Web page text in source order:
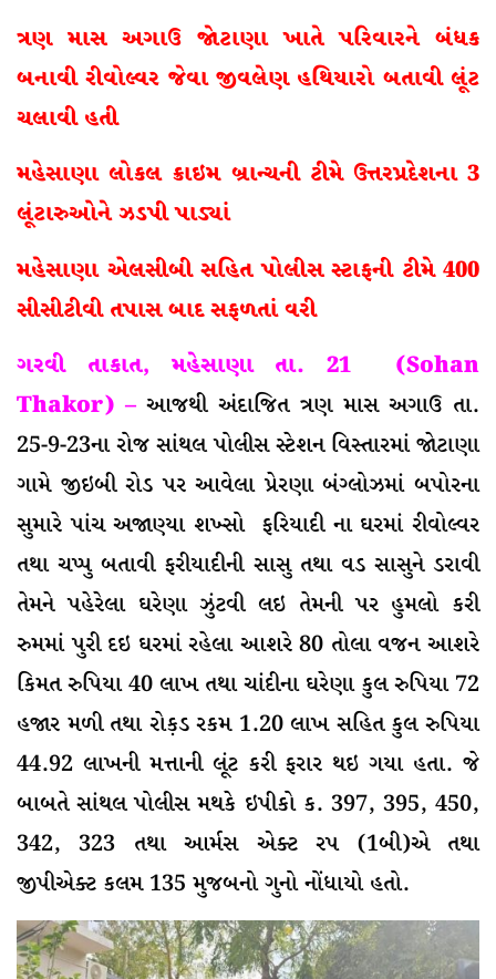
ત્રણ માસ અગાઉ જોટાણા ખાતે પરિવારને બંધક
બનાવી રીવોલ્વર જેવા જીવલેણ હથિયારો બતાવી લૂંટ
ચલાવી હતી
મહેસાણા લોકલ ક્રાઇમ બ્રાન્ચની ટીમે ઉત્તરપ્રદેશના 3
લૂંટારુઓને ઝડપી પાડ્યાં
મહેસાણા એલસીબી સહિત પોલીસ સ્ટાફની ટીમે 400
સીસીટીવી તપાસ બાદ સફળતાં વરી
ગરવી તાકાત, મહેસાણા તા. 21 (Sohan
Thakor) – આજથી અંદાજિત ત્રણ માસ અગાઉ તા.
25-9-23ના રોજ સાંથલ પોલીસ સ્ટેશન વિસ્તારમાં જોટાણા
ગામે જીઇબી રોડ પર આવેલા પ્રેરણા બંગ્લોઝમાં બપોરના
સુમારે પાંચ અજાણ્યા શખ્સો ફરિયાદી ના ઘરમાં રીવોલ્વર
તથા ચપ્પુ બતાવી ફરીયાદીની સાસુ તથા વડ સાસુને ડરાવી
તેમને પહેરેલા ઘરેણા ઝુંટવી લઇ તેમની પર હુમલો કરી
રુમમાં પુરી દઇ ઘરમાં રહેલા આશરે 80 તોલા વજન આશરે
કિમત રુપિયા 40 લાખ તથા ચાંદીના ઘરેણા કુલ રુપિયા 72
હજાર મળી તથા રોક઼ડ રકમ 1.20 લાખ સહિત કુલ રુપિયા
44.92 લાખની મત્તાની લૂંટ કરી ફરાર થઇ ગયા હતા. જે
બાબતે સાંથલ પોલીસ મથકે ઇપીકો ક. 397, 395, 450,
342, 323 તથા આર્મસ એક્ટ રપ (1બી)એ તથા
જીપીએક્ટ કલમ 135 મુજબનો ગુનો નોંધાયો હતો.